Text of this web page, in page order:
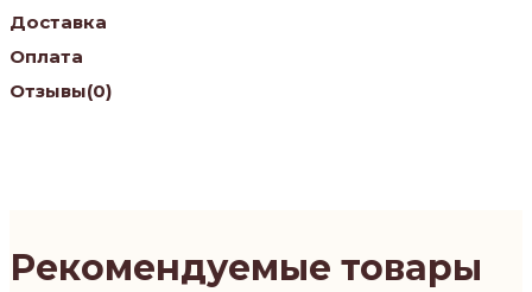
Доставка
Оплата
Отзывы(0)
Рекомендуемые товары